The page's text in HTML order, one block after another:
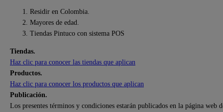
Residir en Colombia.
Mayores de edad.
Tiendas Pintuco con sistema POS
Tiendas.
Haz clic para conocer las tiendas que aplican
Productos.
Haz clic para conocer los productos que aplican
Publicación.
Los presentes términos y condiciones estarán publicados en la página web